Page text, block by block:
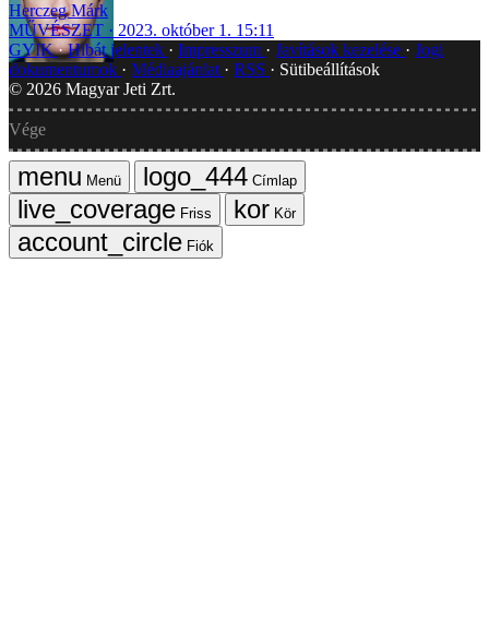
Herczeg Márk
MŰVÉSZET
2023. október 1. 15:11
GYIK Hibát jelentek Impresszum Javítások kezelése
Jogi
dokumentumok
Médiaajánlat RSS
Sütibeállítások
© 2026 Magyar Jeti Zrt.
Vége
Menü
Címlap
Friss
Kör
Fiók